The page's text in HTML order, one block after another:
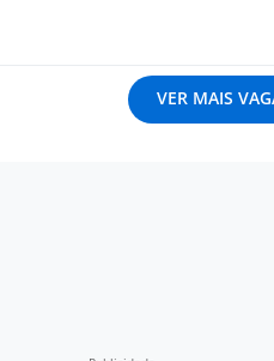
VER MAIS